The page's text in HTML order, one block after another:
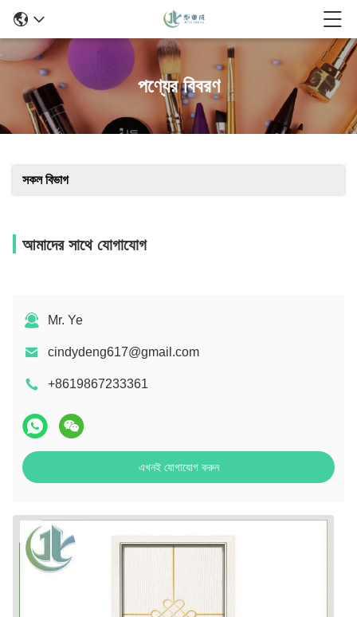
পণ্যের বিবরণ
সকল বিভাগ
আমাদের সাথে যোগাযোগ
Mr. Ye
cindydeng617@gmail.com
+8619867233361
এখনই যোগাযোগ করুন